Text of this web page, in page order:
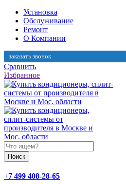
Установка
Обслуживание
Ремонт
О Компании
заказать звонок
Сравнить
Избранное
Поиск
+7 499 408-28-65